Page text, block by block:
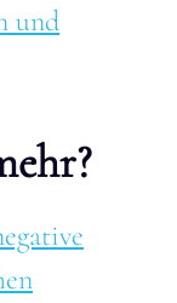
und